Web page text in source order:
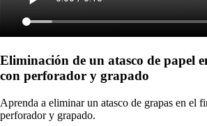
Eliminación de un atasco de papel
con perforador y grapado
Aprenda a eliminar un atasco de grapas en el
perforador y grapado.